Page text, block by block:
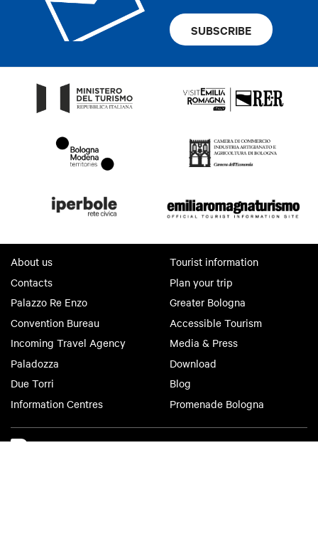
SUBSCRIBE
About us
Contacts
Palazzo Re Enzo
Convention Bureau
Incoming Travel Agency
Paladozza
Due Torri
Information Centres
Tourist information
Plan your trip
Greater Bologna
Accessible Tourism
Media & Press
Download
Blog
Promenade Bologna